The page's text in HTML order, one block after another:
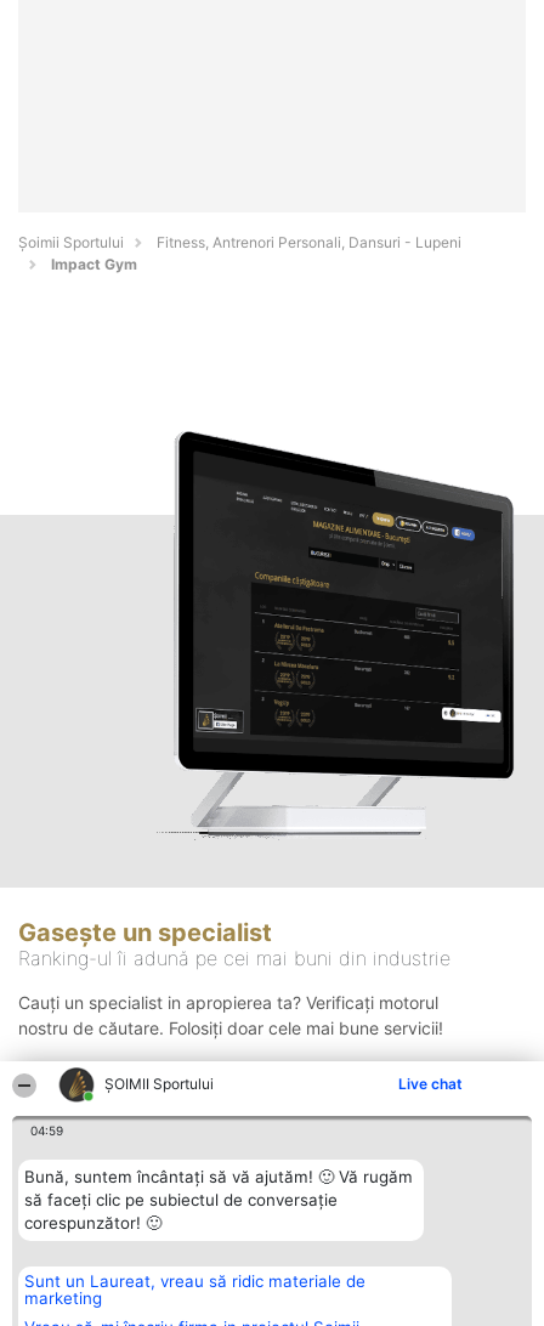
ȘOIMII Sportului Live chat
04:59
Bună, suntem încântați să vă ajutăm! 🙂 Vă rugăm
să faceți clic pe subiectul de conversație
corespunzător! 🙂
Sunt un Laureat, vreau să ridic materiale de
marketing
Șoimii Sportului
Fitness, Antrenori Personali, Dansuri - Lupeni
Impact Gym
Gasește un specialist
Ranking-ul îi adună pe cei mai buni din industrie
Cauți un specialist in apropierea ta? Verificați motorul
nostru de căutare. Folosiți doar cele mai bune servicii!
Organizator Ranking
BRIGHT SOLUTIONS BR SRL
Aleea Timisul De Sus 2 Bl. A30
Plebiscyt
Lista Tuturor
Contact